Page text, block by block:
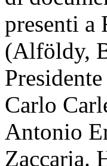
presenti a
(Alföldy,
Carlo
Antonio
Zaccaria.